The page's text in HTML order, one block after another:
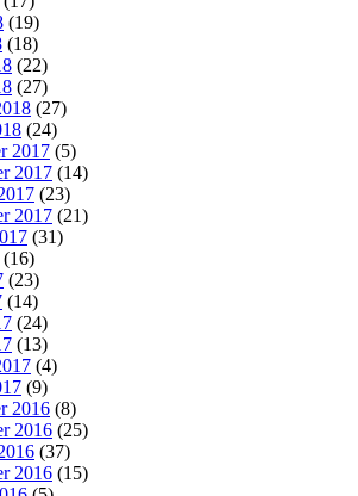
(19)
(18)
(22)
(27)
(27)
(24)
2017 (5)
2017 (14)
(23)
2017 (21)
(31)
(16)
(23)
(14)
(24)
(13)
(4)
(9)
2016 (8)
2016 (25)
(37)
2016 (15)